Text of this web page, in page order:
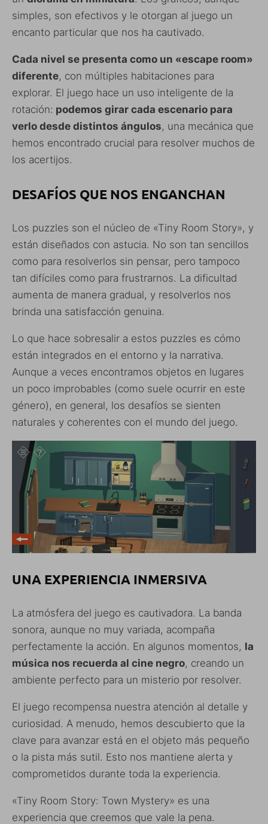
simples, son efectivos y le otorgan al juego un
encanto particular que nos ha cautivado.
Cada nivel se presenta como un «escape room»
diferente, con múltiples habitaciones para
explorar. El juego hace un uso inteligente de la
rotación: podemos girar cada escenario para
verlo desde distintos ángulos, una mecánica que
hemos encontrado crucial para resolver muchos de
los acertijos.
DESAFÍOS QUE NOS ENGANCHAN
Los puzzles son el núcleo de «Tiny Room Story», y
están diseñados con astucia. No son tan sencillos
como para resolverlos sin pensar, pero tampoco
tan difíciles como para frustrarnos. La dificultad
aumenta de manera gradual, y resolverlos nos
brinda una satisfacción genuina.
Lo que hace sobresalir a estos puzzles es cómo
están integrados en el entorno y la narrativa.
Aunque a veces encontramos objetos en lugares
un poco improbables (como suele ocurrir en este
género), en general, los desafíos se sienten
naturales y coherentes con el mundo del juego.
UNA EXPERIENCIA INMERSIVA
La atmósfera del juego es cautivadora. La banda
sonora, aunque no muy variada, acompaña
perfectamente la acción. En algunos momentos, la
música nos recuerda al cine negro, creando un
ambiente perfecto para un misterio por resolver.
El juego recompensa nuestra atención al detalle y
curiosidad. A menudo, hemos descubierto que la
clave para avanzar está en el objeto más pequeño
o la pista más sutil. Esto nos mantiene alerta y
comprometidos durante toda la experiencia.
«Tiny Room Story: Town Mystery» es una
experiencia que creemos que vale la pena.